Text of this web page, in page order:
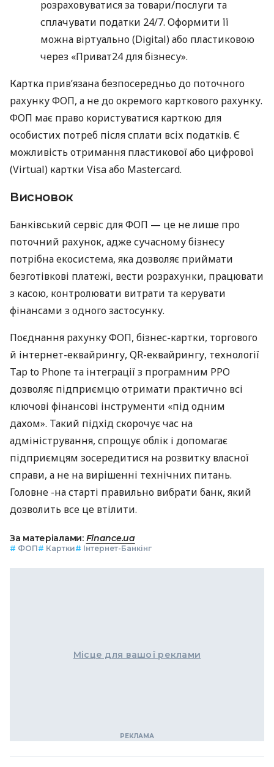
розраховуватися за товари/послуги та
сплачувати податки 24/7. Оформити її
можна віртуально (Digital) або пластиковою
через «Приват24 для бізнесу».
Картка прив’язана безпосередньо до поточного
рахунку ФОП, а не до окремого карткового рахунку.
ФОП має право користуватися карткою для
особистих потреб після сплати всіх податків. Є
можливість отримання пластикової або цифрової
(Virtual) картки Visa або Mastercard.
Висновок
Банківський сервіс для ФОП — це не лише про
поточний рахунок, адже сучасному бізнесу
потрібна екосистема, яка дозволяє приймати
безготівкові платежі, вести розрахунки, працювати
з касою, контролювати витрати та керувати
фінансами з одного застосунку.
Поєднання рахунку ФОП, бізнес-картки, торгового
й інтернет-еквайрингу, QR-еквайрингу, технології
Tap to Phone та інтеграції з програмним РРО
дозволяє підприємцю отримати практично всі
ключові фінансові інструменти «під одним
дахом». Такий підхід скорочує час на
адміністрування, спрощує облік і допомагає
підприємцям зосередитися на розвитку власної
справи, а не на вирішенні технічних питань.
Головне -на старті правильно вибрати банк, який
дозволить все це втілити.
За матеріалами: Finance.ua
# ФОП# Картки# Інтернет-Банкінг
Місце для вашої реклами